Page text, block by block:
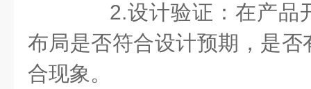
2.设计验证：在产品
布局是否符合设计预期，是
合现象。